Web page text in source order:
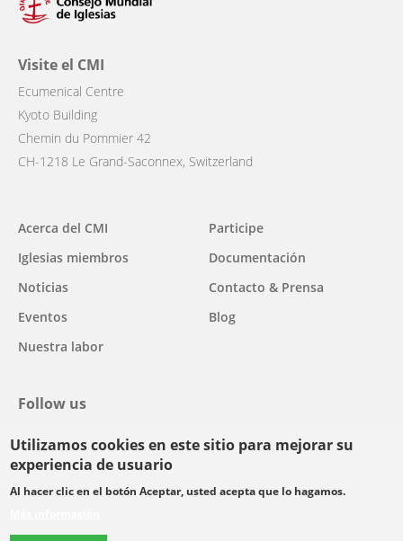
Utilizamos cookies en este sitio para mejorar su
experiencia de usuario
Al hacer clic en el botón Aceptar, usted acepta que lo hagamos.
Visite el CMI
Ecumenical Centre
Kyoto Building
Chemin du Pommier 42
CH-1218 Le Grand-Saconnex, Switzerland
Main
navigation
Acerca del CMI
Iglesias miembros
Noticias
Eventos
Nuestra labor
Participe
Documentación
Contacto & Prensa
Blog
Follow us
facebook
twitteryoutubeyoutubeinstagram
Select
© Copyright WCC 2026